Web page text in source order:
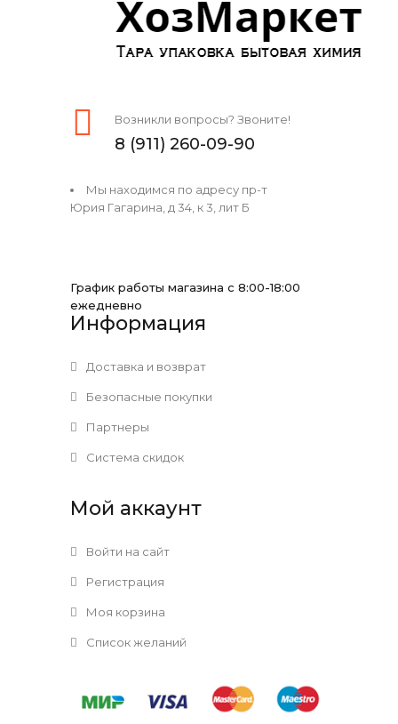
Возникли вопросы? Звоните!
8 (911) 260-09-90
Мы находимся по адресу пр-т
Юрия Гагарина, д 34, к 3, лит Б
График работы магазина с 8:00-18:00
ежедневно
Информация
Доставка и возврат
Безопасные покупки
Партнеры
Система скидок
Мой аккаунт
Войти на сайт
Регистрация
Моя корзина
Список желаний